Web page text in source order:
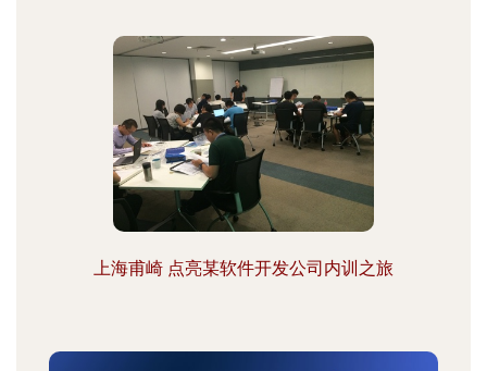
上海甫崎 点亮某软件开发公司内训之旅